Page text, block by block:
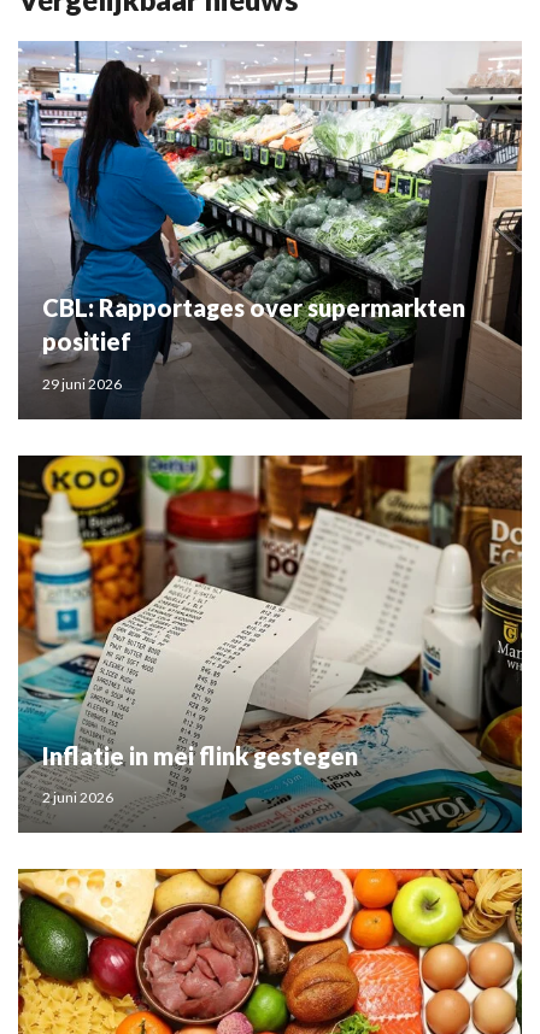
CBL: Rapportages over supermarkten
positief
29 juni 2026
Inflatie in mei flink gestegen
2 juni 2026